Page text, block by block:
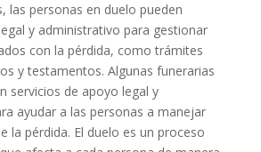
las personas en duelo pueden
y administrativo para gestionar
con la pérdida, como trámites
y testamentos. Algunas funerarias
servicios de apoyo legal y
ayudar a las personas a manejar
la pérdida. El duelo es un proceso